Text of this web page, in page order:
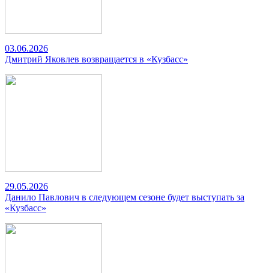
03.06.2026
Дмитрий Яковлев возвращается в «Кузбасс»
29.05.2026
Данило Павлович в следующем сезоне будет выступать за
«Кузбасс»